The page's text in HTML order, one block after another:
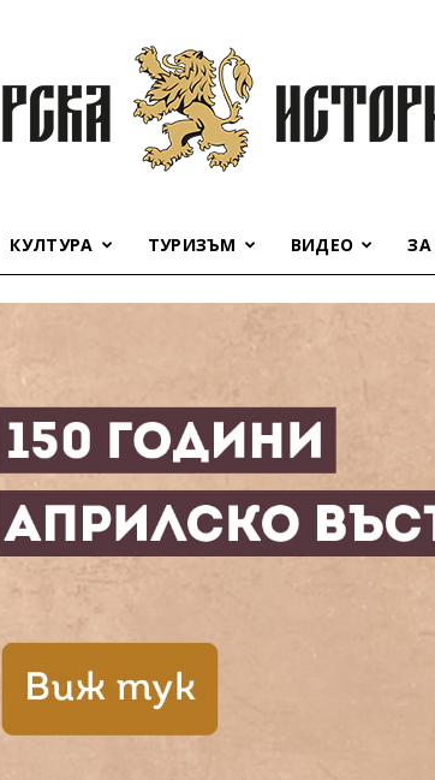
история
КУЛТУРА ТУРИЗЪМ ВИДЕО